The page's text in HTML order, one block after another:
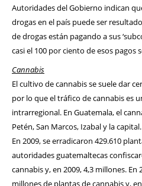
Autoridades del Gobierno indican
drogas en el país puede ser
de drogas están pagando a sus
casi el 100 por ciento de esos pagos
Cannabis
El cultivo de cannabis se suele dar
por lo que el tráfico de cannabis es
intrarregional. En Guatemala, el
Petén, San Marcos, Izabal y la capital.
En 2009, se erradicaron 429.610
autoridades guatemaltecas
cannabis y, en 2009, 4,3 millones. En
millones de plantas de cannabis y,